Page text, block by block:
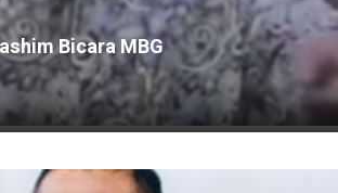
Bicara MBG